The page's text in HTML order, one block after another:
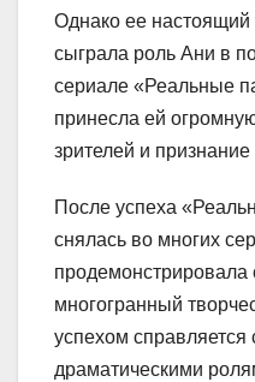
Однако ее настоящий
сыграла роль Ани в
сериале «Реальные
принесла ей
зрителей и признание
После успеха
снялась во многих
продемонстрировала
многогранный
успехом
драматическими